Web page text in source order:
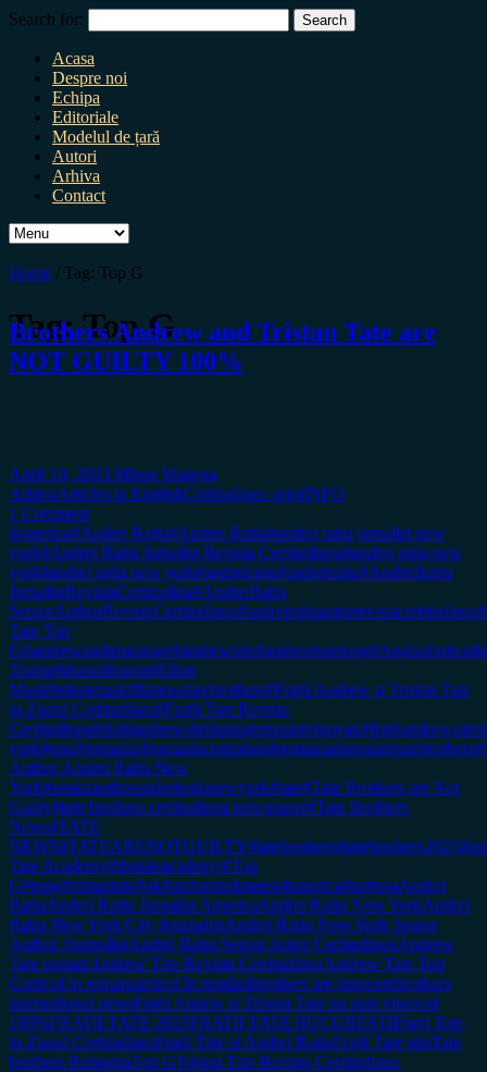
Search for:
Acasa
Despre noi
Echipa
Editoriale
Modelul de țară
Autori
Arhiva
Contact
Home / Tag: Top G
Tag:Top G
Brothers Andrew and Tristan Tate are
NOT GUILTY 100%
April 10, 2023 Miron Manega
ArhivaArticles in EnglishCertitudinea printINFO
1 Comment
#america#Andrei Rațiu#Andrei Ratiu#andrei ratiu jurnalist new
york#Andrei Ratiu Jurnalist Revista Certitudinea#andrei ratiu new
york#andrei rațiu new york#andreirațiu#andreiratiu#AndreiRațiu
JurnalistRevistaCertitudina#AndreiRatiu
SeniorAuthorRevistaCertitudinea#andreiratiuautorrevistacertitudinea
Tate Top
G#andrewandtristantate#andrewtate#andrewtatetopg#Anglia
Trump#donaldtrump#Elton
Musk#eltonmusk#famoustatebrothers#Frații Andrew şi Tristan Tate
in Ziarul Certitudinea#Fratii Tate Revista
Certitudinea#fratiiandrewsitristantatenusuntvinovati
york#onu#romania#romaniacoruption#romaniadeepstatetatebrothers
Author Andrei Ratiu New
York#seniorauthorandreiratiunewyork#tate#Tate Brothers are Not
Guilty#tate brothers certitudinea newspaper#Tate Brothers
News#TATE
NEWS#TATEARENOTGUILTY#tatebrothers#tatebrothers2023
Tate Academy#thetateacademy#Top
G#topg#tristantate#uk#un#unitedstatesofamerica#us#usaAndrei
RatiuAndrei Ratiu Jurnalist AmericaAndrei Ratiu New YorkAndrei
Ratiu New York City JournalistAndrei Rațiu New York Senior
Author JournalistAndrei Ratiu Senior Autor CertitudineaAndrew
Tate noutatiAndrew Tate Revista CertitudineaAndrew Tate Top
Garticol in romanaarticol în românăbrothers are innocentbrothers
international newsFratii Andew si Tristan Tate nu sunt vinovati
100%FRATII TATE 2023FRATII TATE BUCURESTIFrații Tate
in Ziarul CertitudineaFratii Tate si Andrei RatiuFrații Tate stiriTate
brothers RomaniaTop GTristan Tate Revista Certitudinea